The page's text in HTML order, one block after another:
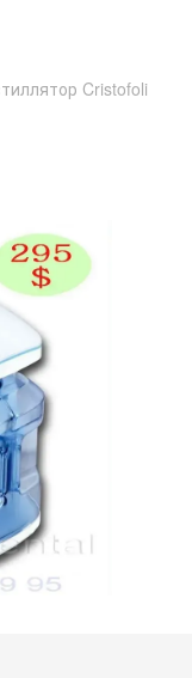
Cristofoli